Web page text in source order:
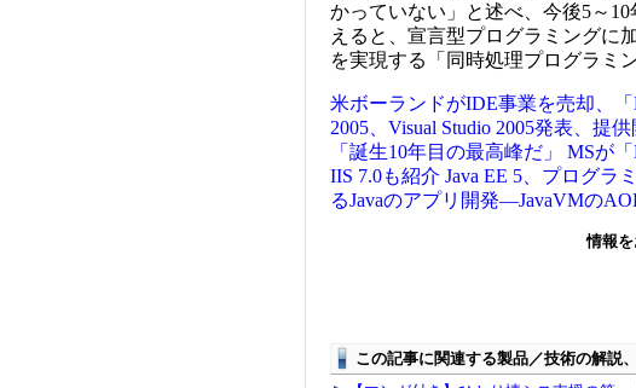
かっていない」と述べ、今後5～
えると、宣言型プログラミングに
を実現する「同時処理プログラミ
米ボーランドがIDE事業を売却、
2005、Visual Studio 2005発表、提供
「誕生10年目の最高峰だ」
MSが「
IIS 7.0も紹介 Java EE 5、プログラ
るJavaのアプリ開発―JavaVMの
情報を